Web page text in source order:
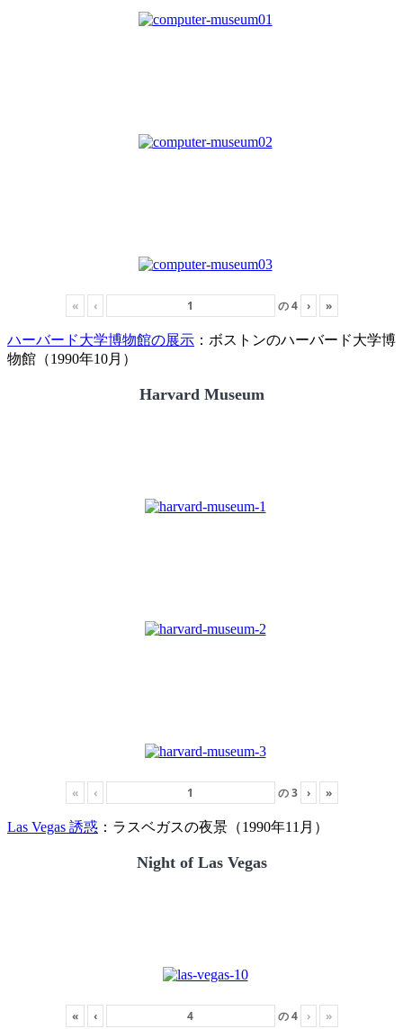
« ‹ の4 › »
ハーバード大学博物館の展示 ：ボストンのハーバード大学博
物館（1990年10月）
Harvard Museum
« ‹ の3 › »
Las Vegas 誘惑 ：ラスベガスの夜景（1990年11月）
Night of Las Vegas
« ‹ の4 › »